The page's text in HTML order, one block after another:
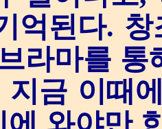
억된다.
라마를
지금 이때